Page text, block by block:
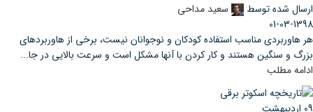
ارسال شده توسط
سعید مداحی
01-03-1398
هر هاوربردی مناسب استفاده کودکان و نوجوانان نیست، برخی از هاوربردهای
بزرگ و سنگین هستند و کار کردن با آنها مشکل است و سرعت بالایی در جا...
ادامه مطلب
09 اردیبهشت